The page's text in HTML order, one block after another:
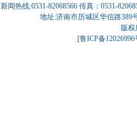
新闻热线:0531-82068566 传真：0531-
地址:济南市历城区华信路389
版
[鲁ICP备12026996